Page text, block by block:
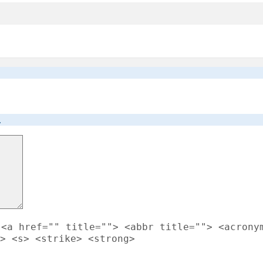
<a href="" title=""> <abbr title="">
<s> <strike> <strong>